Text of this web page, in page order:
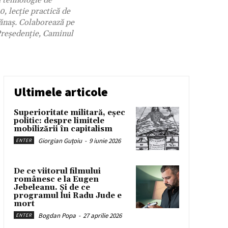
lecție practică de
Colaborează pe
Caminul
Ultimele articole
Superioritate militară, eșec
politic: despre limitele
mobilizării în capitalism
ENTER Giorgian Guțoiu - 9 iunie 2026
De ce viitorul filmului
românesc e la Eugen
Jebeleanu. Și de ce
programul lui Radu Jude e
mort
ENTER Bogdan Popa - 27 aprilie 2026